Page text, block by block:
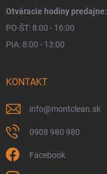
Otváracie hodiny predajne:
PO-ŠT: 8:00 - 16:00
PIA: 8:00 - 13:00
KONTAKT
info@montclean.sk
0908 980 980
Facebook